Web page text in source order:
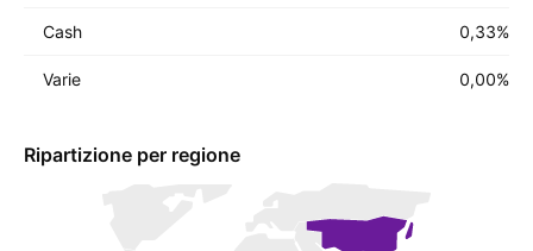
Cash 0,33%
Varie 0,00%
Ripartizione per regione